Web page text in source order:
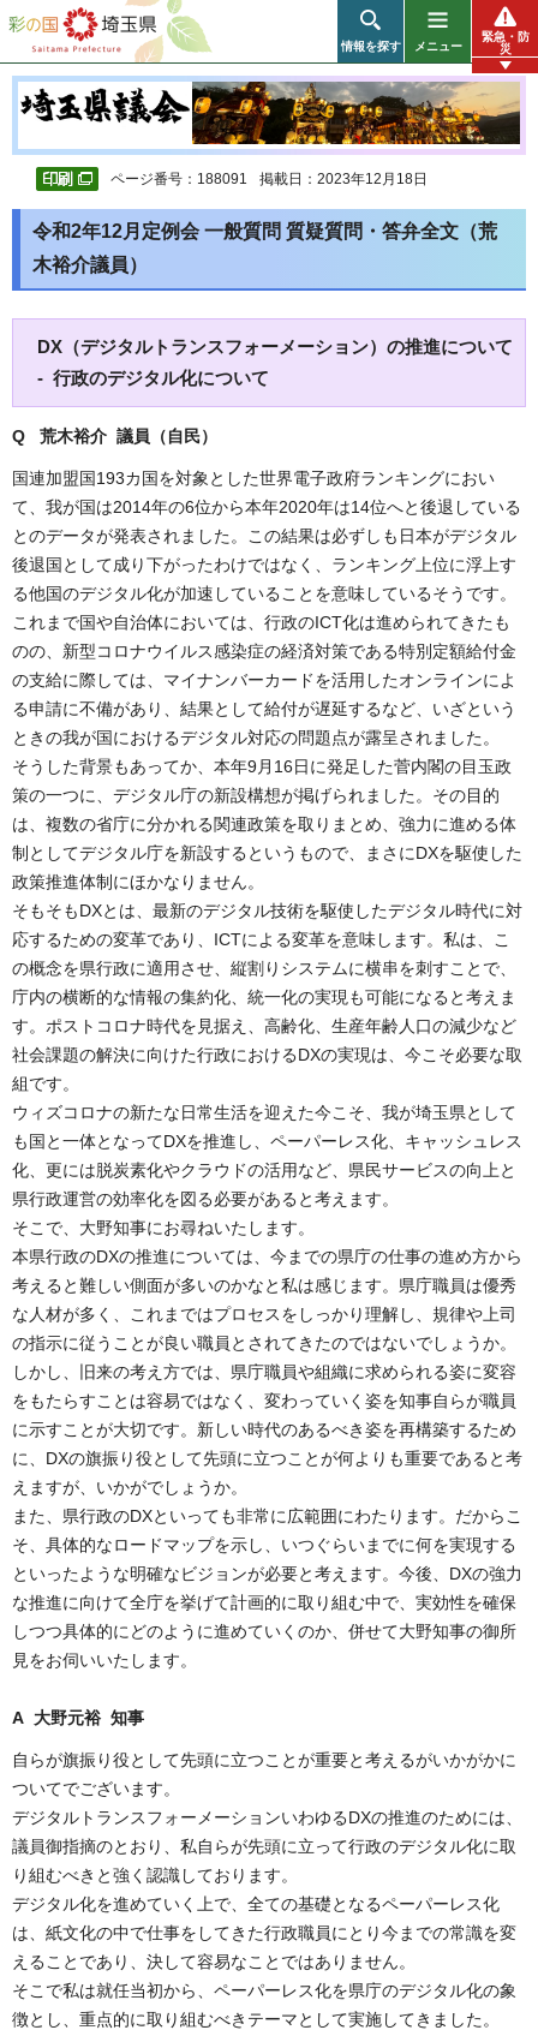
彩の国 埼玉県
情報を探す メニュー
緊急・防
災
ページ番号：188091 掲載日：2023年12月18日
令和2年12月定例会 一般質問 質疑質問・答弁全文（荒
木裕介議員）
DX（デジタルトランスフォーメーション）の推進について
- 行政のデジタル化について
Q 荒木裕介 議員（自民）
国連加盟国193カ国を対象とした世界電子政府ランキングにおい
て、我が国は2014年の6位から本年2020年は14位へと後退している
とのデータが発表されました。この結果は必ずしも日本がデジタル
後退国として成り下がったわけではなく、ランキング上位に浮上す
る他国のデジタル化が加速していることを意味しているそうです。
これまで国や自治体においては、行政のICT化は進められてきたも
のの、新型コロナウイルス感染症の経済対策である特別定額給付金
の支給に際しては、マイナンバーカードを活用したオンラインによ
る申請に不備があり、結果として給付が遅延するなど、いざという
ときの我が国におけるデジタル対応の問題点が露呈されました。
そうした背景もあってか、本年9月16日に発足した菅内閣の目玉政
策の一つに、デジタル庁の新設構想が掲げられました。その目的
は、複数の省庁に分かれる関連政策を取りまとめ、強力に進める体
制としてデジタル庁を新設するというもので、まさにDXを駆使した
政策推進体制にほかなりません。
そもそもDXとは、最新のデジタル技術を駆使したデジタル時代に対
応するための変革であり、ICTによる変革を意味します。私は、こ
の概念を県行政に適用させ、縦割りシステムに横串を刺すことで、
庁内の横断的な情報の集約化、統一化の実現も可能になると考えま
す。ポストコロナ時代を見据え、高齢化、生産年齢人口の減少など
社会課題の解決に向けた行政におけるDXの実現は、今こそ必要な取
組です。
ウィズコロナの新たな日常生活を迎えた今こそ、我が埼玉県として
も国と一体となってDXを推進し、ペーパーレス化、キャッシュレス
化、更には脱炭素化やクラウドの活用など、県民サービスの向上と
県行政運営の効率化を図る必要があると考えます。
そこで、大野知事にお尋ねいたします。
本県行政のDXの推進については、今までの県庁の仕事の進め方から
考えると難しい側面が多いのかなと私は感じます。県庁職員は優秀
な人材が多く、これまではプロセスをしっかり理解し、規律や上司
の指示に従うことが良い職員とされてきたのではないでしょうか。
しかし、旧来の考え方では、県庁職員や組織に求められる姿に変容
をもたらすことは容易ではなく、変わっていく姿を知事自らが職員
に示すことが大切です。新しい時代のあるべき姿を再構築するため
に、DXの旗振り役として先頭に立つことが何よりも重要であると考
えますが、いかがでしょうか。
また、県行政のDXといっても非常に広範囲にわたります。だからこ
そ、具体的なロードマップを示し、いつぐらいまでに何を実現する
といったような明確なビジョンが必要と考えます。今後、DXの強力
な推進に向けて全庁を挙げて計画的に取り組む中で、実効性を確保
しつつ具体的にどのように進めていくのか、併せて大野知事の御所
見をお伺いいたします。
A 大野元裕 知事
自らが旗振り役として先頭に立つことが重要と考えるがいかがかに
ついてでございます。
デジタルトランスフォーメーションいわゆるDXの推進のためには、
議員御指摘のとおり、私自らが先頭に立って行政のデジタル化に取
り組むべきと強く認識しております。
デジタル化を進めていく上で、全ての基礎となるペーパーレス化
は、紙文化の中で仕事をしてきた行政職員にとり今までの常識を変
えることであり、決して容易なことではありません。
そこで私は就任当初から、ペーパーレス化を県庁のデジタル化の象
徴とし、重点的に取り組むべきテーマとして実施してきました。